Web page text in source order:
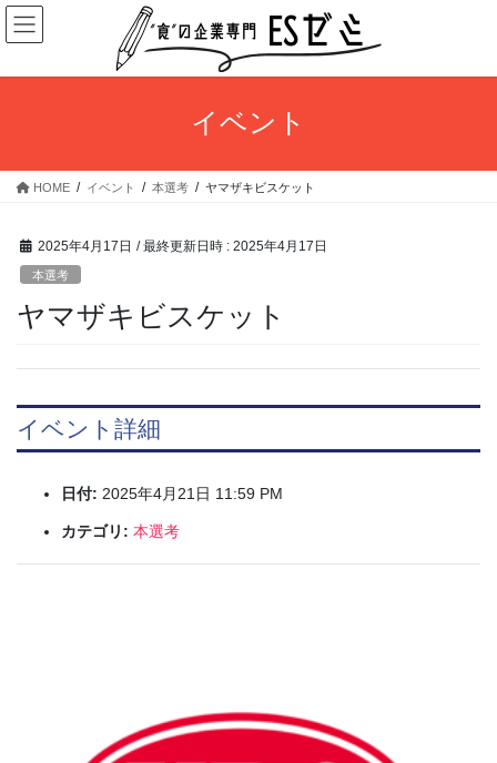
コ
ン
ン
キ
ナ
ビ
ー
に
イベント
HOME イベント 本選考 ヤマザキビスケット
2025年4月17日 / 最終更新日時 : 2025年4月17日
本選考
ヤマザキビスケット
イベント詳細
日付: 2025年4月21日 11:59 PM
カテゴリ: 本選考